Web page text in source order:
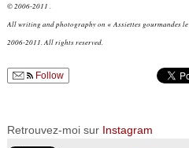
© 2006-2011 .
All writing and photography on « Assiettes gourmandes le
2006-2011. All rights reserved.
Follow
Retrouvez-moi sur Instagram